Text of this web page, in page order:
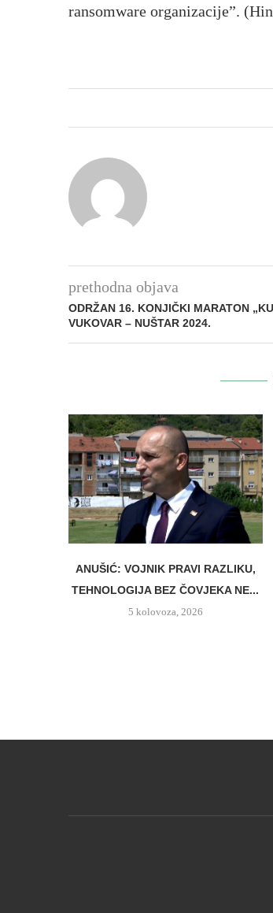
ransomware organizacije”.
prethodna objava
ODRŽAN 16. KONJIČKI MARATON
VUKOVAR – NUŠTAR 2024.
ANUŠIĆ: VOJNIK PRAVI RAZLIKU,
TEHNOLOGIJA BEZ ČOVJEKA NE...
5 kolovoza, 2026